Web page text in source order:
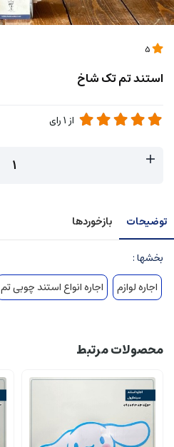
استند تم تک شاخ
از 1رای
توضیحات بازخوردها
بخشها :
اجاره لوازم
اجاره انواع استند چوبی تم
محصولات مرتبط